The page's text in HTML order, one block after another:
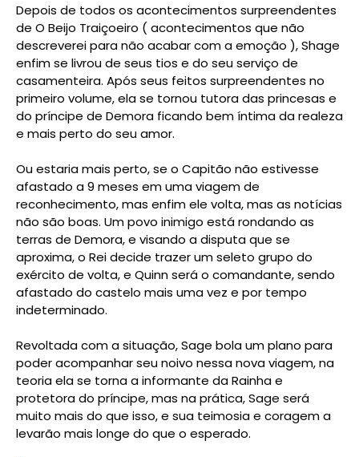
Depois de todos os acontecimentos surpreendentes
de O Beijo Traiçoeiro ( acontecimentos que não
descreverei para não acabar com a emoção ), Shage
enfim se livrou de seus tios e do seu serviço de
casamenteira. Após seus feitos surpreendentes no
primeiro volume, ela se tornou tutora das princesas e
do príncipe de Demora ficando bem íntima da realeza
e mais perto do seu amor.
Ou estaria mais perto, se o Capitão não estivesse
afastado a 9 meses em uma viagem de
reconhecimento, mas enfim ele volta, mas as notícias
não são boas. Um povo inimigo está rondando as
terras de Demora, e visando a disputa que se
aproxima, o Rei decide trazer um seleto grupo do
exército de volta, e Quinn será o comandante, sendo
afastado do castelo mais uma vez e por tempo
indeterminado.
Revoltada com a situação, Sage bola um plano para
poder acompanhar seu noivo nessa nova viagem, na
teoria ela se torna a informante da Rainha e
protetora do príncipe, mas na prática, Sage será
muito mais do que isso, e sua teimosia e coragem a
levarão mais longe do que o esperado.